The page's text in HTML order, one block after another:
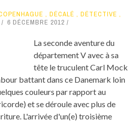
, DÉCALÉ , DÉTECTIVE ,
6 DÉCEMBRE 2012
La seconde aventure du
département V avec à sa
tête le truculent Carl Mock
battant dans ce Danemark loin
couleurs par rapport au
et se déroule avec plus de
L'arrivée d'un(e) troisième